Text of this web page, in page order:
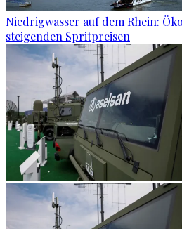
Niedrigwasser auf dem Rhein:
steigenden Spritpreisen